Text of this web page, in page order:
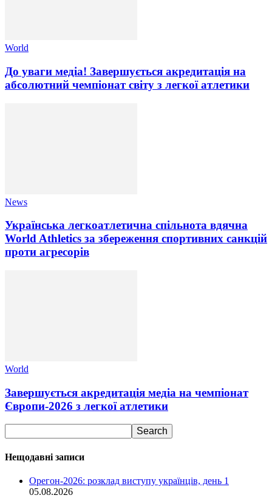
World
До уваги медіа! Завершується акредитація на
абсолютний чемпіонат світу з легкої атлетики
News
Українська легкоатлетична спільнота вдячна
World Athletics за збереження спортивних санкцій
проти агресорів
World
Завершується акредитація медіа на чемпіонат
Європи-2026 з легкої атлетики
Нещодавні записи
Орегон-2026: розклад виступу українців, день 1
05.08.2026